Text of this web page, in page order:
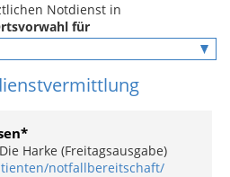
Notdienst in
für
Harke (Freitagsausgabe)
notfallbereitschaft/